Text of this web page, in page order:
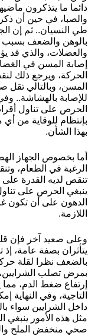
دائما ما يتذكرون
والصبا، في حين أن
طي النسيان.. ثم إن
بالوهن والضعف بسبب
والعضلات، والذي قد
إصابة المسن في
الحركة، ويرجع ذلك
المسن، وبالتالي تقل
للإصابة بالهشاشة..
الحرص على تناول
بإنتظام للوقاية من
بهذا الشأن.
أما بخصوص الجهاز
الرغبة في الطعام،
تنقص لديه القدرة على
ينبغي الحرص على
الدهون على أن تكون
اللازمة.
وعلى صعيد آخر فإن
يتأثران بصفة عامة،
بالضعف نظرا لقلة
بمرض تصلب
إرتفاع ضغط الدم،
التاجية، وفي
داخل الشرايين سواء
مثل هذه الأمور
صحي منخفض الملح